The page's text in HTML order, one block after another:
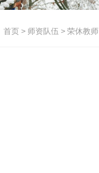
首页 > 师资队伍 > 荣休教师